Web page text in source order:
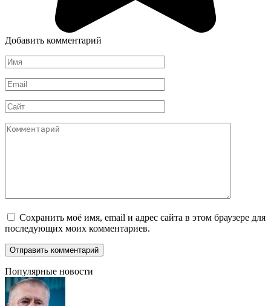
Добавить комментарий
Имя
*
Email
*
Сайт
Комментарий
Сохранить моё имя, email и адрес сайта в этом браузере для
последующих моих комментариев.
Популярные новости